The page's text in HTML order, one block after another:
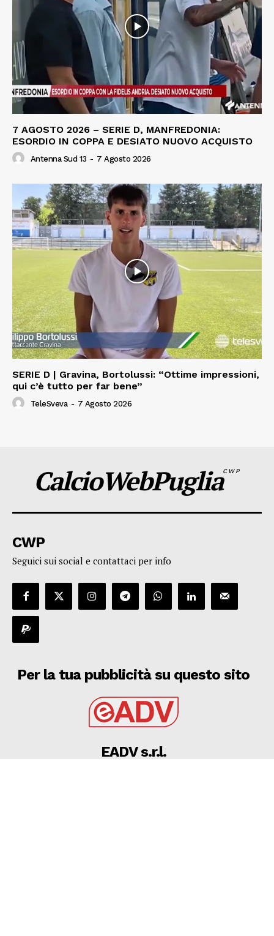
7 AGOSTO 2026 – SERIE D, MANFREDONIA:
ESORDIO IN COPPA E DESIATO NUOVO ACQUISTO
Antenna Sud 13 - 7 Agosto 2026
SERIE D | Gravina, Bortolussi: “Ottime impressioni,
qui c’è tutto per far bene”
TeleSveva - 7 Agosto 2026
CalcioWebPugliaCWP
CWP
Seguici sui social e contattaci per info
Per la tua pubblicità su questo sito
EADV s.r.l.